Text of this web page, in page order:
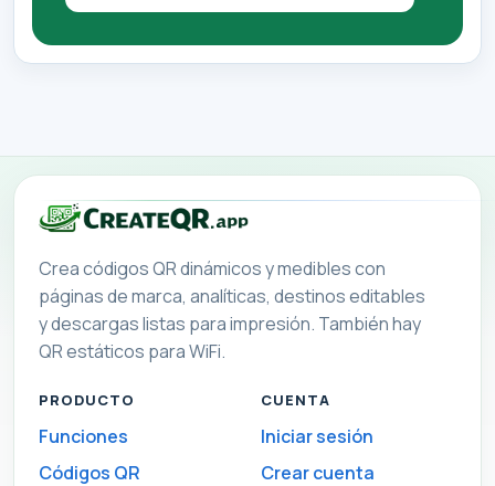
Crea códigos QR dinámicos y medibles con
páginas de marca, analíticas, destinos editables
y descargas listas para impresión. También hay
QR estáticos para WiFi.
PRODUCTO
Funciones
Códigos QR
CUENTA
Iniciar sesión
Crear cuenta